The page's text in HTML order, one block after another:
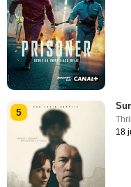
5
18